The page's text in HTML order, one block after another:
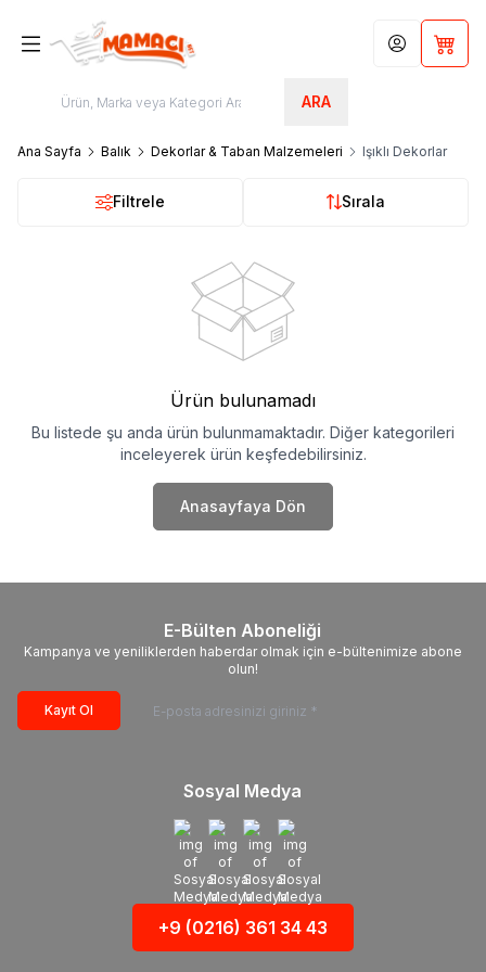
ARA
Hesabım
Ana Sayfa Balık Dekorlar & Taban Malzemeleri Işıklı Dekorlar
Filtrele Sırala
Ürün bulunamadı
Bu listede şu anda ürün bulunmamaktadır. Diğer kategorileri
inceleyerek ürün keşfedebilirsiniz.
Anasayfaya Dön
E-Bülten Aboneliği
Kampanya ve yeniliklerden haberdar olmak için e-bültenimize abone
olun!
Kayıt Ol
Sosyal Medya
+9 (0216) 361 34 43